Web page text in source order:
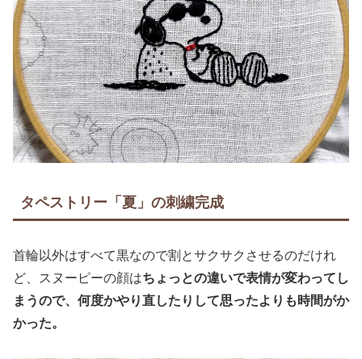
タペストリー「夏」の刺繍完成
首輪以外はすべて黒なので割とサクサクさせるのだけれ
ど、スヌーピーの顔はちょっとの違いで表情が変わってし
まうので、何度かやり直したりして思ったよりも時間がか
かった。